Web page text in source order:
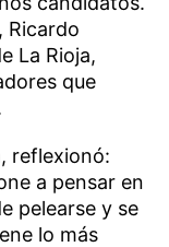
Ricardo
La Rioja,
que
reflexionó:
a pensar en
pelearse y se
lo más